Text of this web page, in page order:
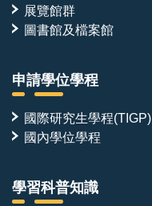
展覽館群
圖書館及檔案館
申請學位學程
國際研究生學程(TIGP)
國內學位學程
學習科普知識